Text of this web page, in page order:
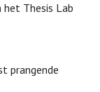
het Thesis Lab
prangende